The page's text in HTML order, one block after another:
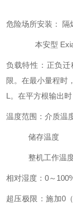
危险场所安装： 隔
本安型 Exia Ⅱ
负载特性：正负
限。在最小量程时
L。在平方根输出
温度范围：介
储存温度
整机工作温
相对湿度：0～
超压极限：施加0